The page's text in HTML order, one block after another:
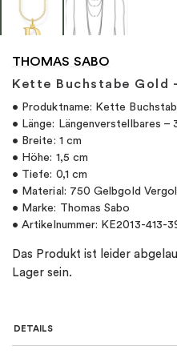
THOMAS SABO
Kette Buchstabe Gold
• Produktname: Kette
• Länge: Längenverstellbares –
• Breite: 1 cm
• Höhe: 1,5 cm
• Tiefe: 0,1 cm
• Material: 750 Gelbgold
• Marke: Thomas Sabo
• Artikelnummer: KE2013-413-
Das Produkt ist leider
Lager sein.
DETAILS